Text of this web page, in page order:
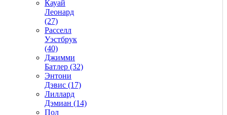
Кауай
Леонард
(27)
Расселл
Уэстбрук
(40)
Джимми
Батлер (32)
Энтони
Дэвис (17)
Лиллард
Дэмиан (14)
Пол